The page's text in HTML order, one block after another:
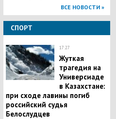
ВСЕ НОВОСТИ »
СПОРТ
17:27
Жуткая
трагедия на
Универсиаде
в Казахстане:
при сходе лавины погиб
российский судья
Белослудцев